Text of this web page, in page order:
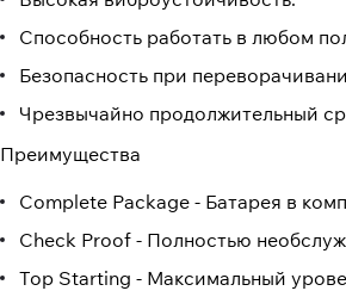
Способность работать в любом
Безопасность при
Чрезвычайно продолжительный
Преимущества
Complete Package - Батарея в
Check Proof - Полностью
Top Starting - Максимальный